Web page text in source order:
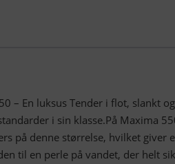
– En luksus Tender i flot, slankt og
i sin klasse.På Maxima
på denne størrelse, hvilket giver
til en perle på vandet, der helt